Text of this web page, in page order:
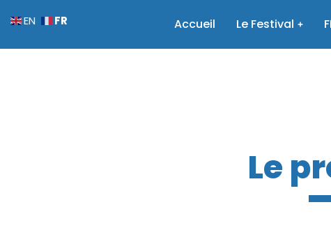
Accueil Le Festival
Le
EN FR